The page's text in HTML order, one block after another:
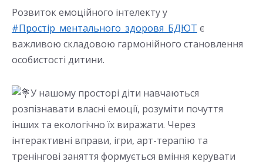
Розвиток емоційного інтелекту у
#Простір_ментального_здоровя_БДЮТ є
важливою складовою гармонійного становлення
особистості дитини.
У нашому просторі діти навчаються
розпізнавати власні емоції, розуміти почуття
інших та екологічно їх виражати. Через
інтерактивні вправи, ігри, арт-терапію та
тренінгові заняття формується вміння керувати